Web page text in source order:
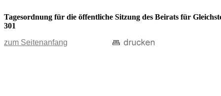
Tagesordnung für die öffentliche Sitzung des Beirats für
301
zum Seitenanfang